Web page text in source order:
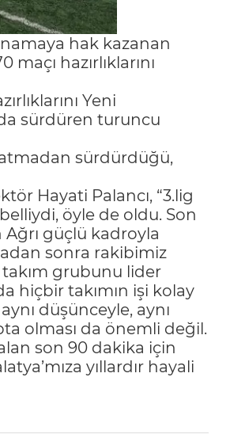
hak kazanan
hazırlıklarını
Yeni
sürdüren turuncu
sürdürdüğü,
Hayati Palancı, “3.lig
öyle de oldu. Son
güçlü kadroyla
sonra rakibimiz
grubunu lider
hiçbir takımın işi kolay
düşünceyle, aynı
olması da önemli değil.
son 90 dakika için
yıllardır hayali